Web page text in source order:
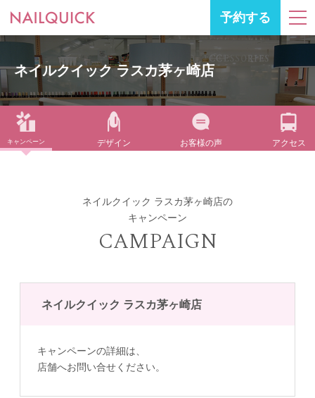
予約する
ネイルクイック ラスカ茅ヶ崎店
キャンペーン デザイン お客様の声 アクセス
ネイルクイック ラスカ茅ヶ崎店の
キャンペーン
CAMPAIGN
ネイルクイック ラスカ茅ヶ崎店
キャンペーンの詳細は、
店舗へお問い合せください。